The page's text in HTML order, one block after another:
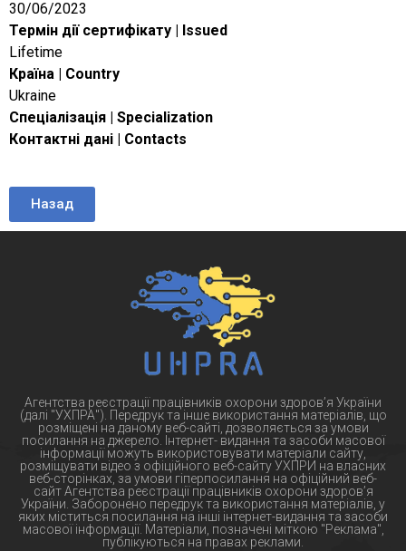
30/06/2023
Термін дії сертифікату | Issued
Lifetime
Країна | Country
Ukraine
Спеціалізація | Specialization
Контактні дані | Contacts
Назад
Агентства реєстрації працівників охорони здоров’я України
(далі "УХПРА"). Передрук та інше використання матеріалів, що
розміщені на даному веб-сайті, дозволяється за умови
посилання на джерело. Інтернет- видання та засоби масової
інформації можуть використовувати матеріали сайту,
розміщувати відео з офіційного веб-сайту УХПРИ на власних
веб-сторінках, за умови гіперпосилання на офіційний веб-
сайт Агентства реєстрації працівників охорони здоров’я
України. Заборонено передрук та використання матеріалів, у
яких міститься посилання на інші інтернет-видання та засоби
масової інформації. Матеріали, позначені міткою "Реклама",
публікуються на правах реклами.